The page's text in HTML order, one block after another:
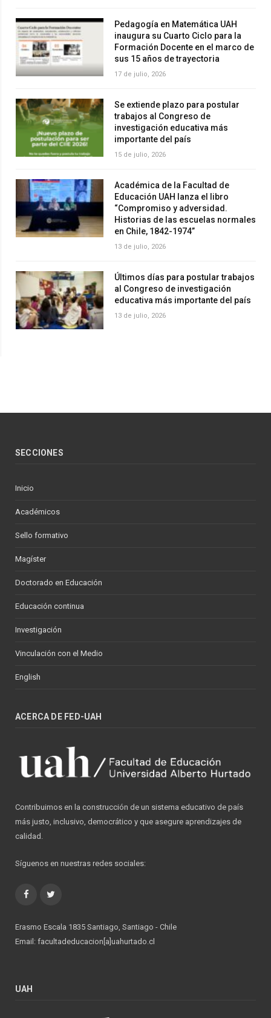
Pedagogía en Matemática UAH
inaugura su Cuarto Ciclo para la
Formación Docente en el marco de
sus 15 años de trayectoria
17 de julio, 2026
Se extiende plazo para postular
trabajos al Congreso de
investigación educativa más
importante del país
15 de julio, 2026
Académica de la Facultad de
Educación UAH lanza el libro
“Compromiso y adversidad.
Historias de las escuelas normales
en Chile, 1842-1974”
13 de julio, 2026
Últimos días para postular trabajos
al Congreso de investigación
educativa más importante del país
13 de julio, 2026
SECCIONES
Inicio
Académicos
Sello formativo
Magíster
Doctorado en Educación
Educación continua
Investigación
Vinculación con el Medio
English
ACERCA DE FED-UAH
Contribuimos en la construcción de un sistema educativo de país
más justo, inclusivo, democrático y que asegure aprendizajes de
calidad.
Síguenos en nuestras redes sociales:
Facebook
Erasmo Escala 1835 Santiago, Santiago - Chile
Email: facultadeducacion[a]uahurtado.cl
UAH